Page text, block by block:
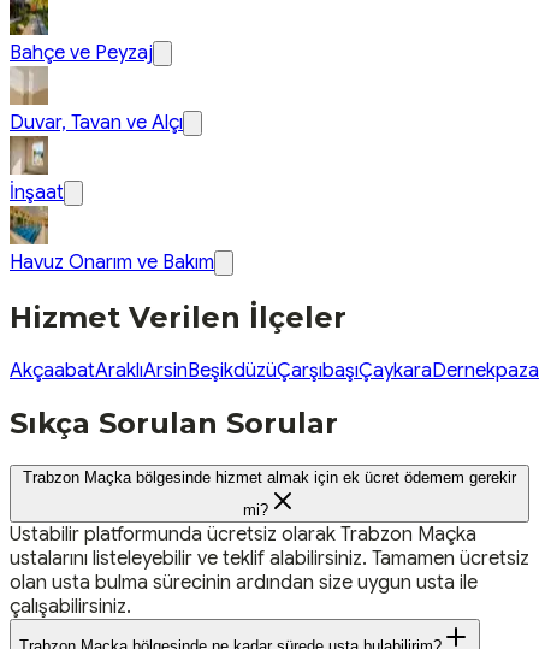
Bahçe ve Peyzaj
Duvar, Tavan ve Alçı
İnşaat
Havuz Onarım ve Bakım
Hizmet Verilen İlçeler
AkçaabatAraklıArsinBeşikdüzüÇarşıbaşıÇaykara
Sıkça Sorulan Sorular
Trabzon Maçka bölgesinde hizmet almak için ek ücret ödemem gerekir
mi?
Ustabilir platformunda ücretsiz olarak Trabzon Maçka
ustalarını listeleyebilir ve teklif alabilirsiniz. Tamamen ücretsiz
olan usta bulma sürecinin ardından size uygun usta ile
çalışabilirsiniz.